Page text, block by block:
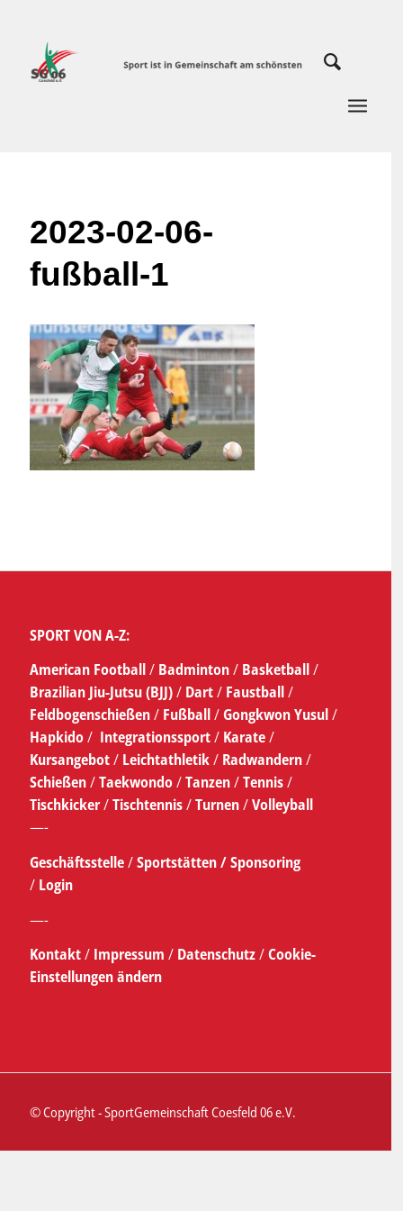
2023-02-06-
fußball-1
SPORT VON A-Z:
American Football/ Badminton/ Basketball/
Brazilian Jiu-Jutsu (BJJ)/ Dart/ Faustball/
Feldbogenschießen/ Fußball/Gongkwon Yusul/
Hapkido/ Integrationssport/ Karate/
Kursangebot/Leichtathletik/ Radwandern/
Schießen/Taekwondo/Tanzen/Tennis/
Tischkicker/Tischtennis/Turnen/Volleyball
—-
Geschäftsstelle/Sportstätten /Sponsoring
/ Login
—-
Kontakt/ Impressum / Datenschutz/Cookie-
Einstellungen ändern
© Copyright - SportGemeinschaft Coesfeld 06 e.V.